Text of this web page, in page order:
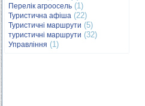
Перелік агроосель (1)
Туристична афіша (22)
Туристичні маршрути (5)
туристичні маршрути (32)
Управління (1)